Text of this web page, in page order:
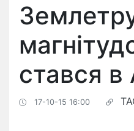
стався в
17-10-15 16:00